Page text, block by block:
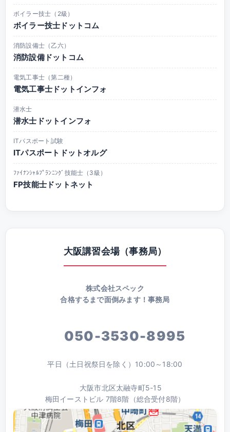
ボイラー技士（2級）
ボイラー技士ドットコム
消防設備士（乙六）
消防設備ドットコム
電気工事士（第二種）
電気工事士ドットインフォ
潜水士
潜水士ドットインフォ
ITパスポート試験
ITパスポートドットオルグ
ﾌｧｲﾅﾝｼｬﾙﾌﾟﾗﾝﾆﾝｸﾞ技能士（3級）
FP技能士ドットネット
大阪講習会場（事務局）
株式会社スペック
合格するまで面倒みます！事務局
050-3530-8995
平日（土日祝祭日を除く）10:00～18:00
大阪市北区太融寺町5-15
梅田イーストビル 7階8階（総合受付8階）